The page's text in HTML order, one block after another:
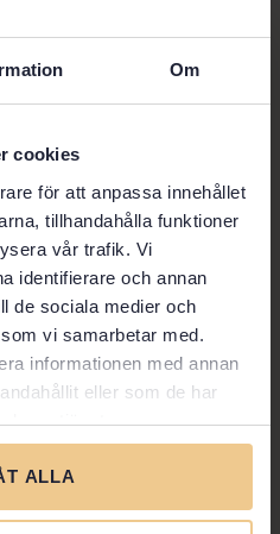
Om
cookies
för att anpassa innehållet
tillhandahålla funktioner
vår trafik. Vi
identifierare och annan
de sociala medier och
vi samarbetar med.
informationen med annan
eller som de har
deras tjänster.
ALLA